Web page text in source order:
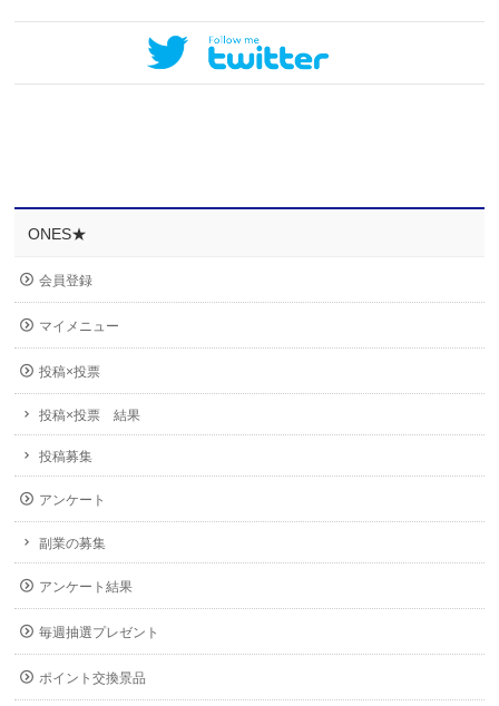
ONES★
会員登録
マイメニュー
投稿×投票
投稿×投票 結果
投稿募集
アンケート
副業の募集
アンケート結果
毎週抽選プレゼント
ポイント交換景品